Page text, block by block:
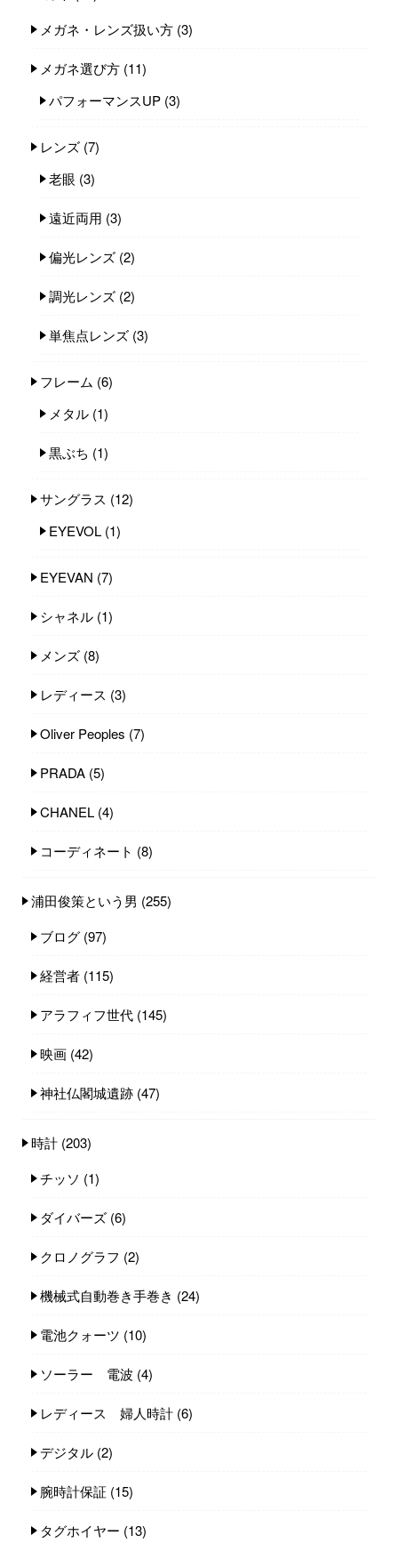
メガネ・レンズ扱い方 (3)
メガネ選び方 (11)
パフォーマンスUP (3)
レンズ (7)
老眼 (3)
遠近両用 (3)
偏光レンズ (2)
調光レンズ (2)
単焦点レンズ (3)
フレーム (6)
メタル (1)
黒ぶち (1)
サングラス (12)
EYEVOL (1)
EYEVAN (7)
シャネル (1)
メンズ (8)
レディース (3)
Oliver Peoples (7)
PRADA (5)
CHANEL (4)
コーディネート (8)
浦田俊策という男 (255)
ブログ (97)
経営者 (115)
アラフィフ世代 (145)
映画 (42)
神社仏閣城遺跡 (47)
時計 (203)
チッソ (1)
ダイバーズ (6)
クロノグラフ (2)
機械式自動巻き手巻き (24)
電池クォーツ (10)
ソーラー 電波 (4)
レディース 婦人時計 (6)
デジタル (2)
腕時計保証 (15)
タグホイヤー (13)